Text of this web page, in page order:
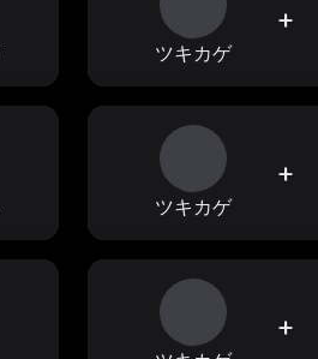
ツキカゲ
+
ツキカゲ
+
+